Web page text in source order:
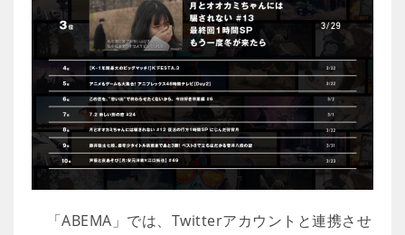
「ABEMA」では、Twitterアカウントと連携させ